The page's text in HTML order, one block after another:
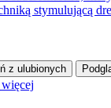
stymulującą
z ulubionych